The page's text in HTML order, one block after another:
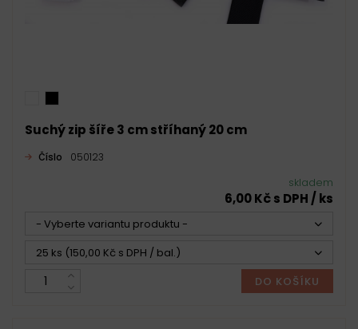
Suchý zip šíře 3 cm stříhaný 20 cm
Číslo 050123
skladem
6,00 Kč s DPH / ks
- Vyberte variantu produktu -
25 ks (150,00 Kč s DPH / bal.)
DO KOŠÍKU